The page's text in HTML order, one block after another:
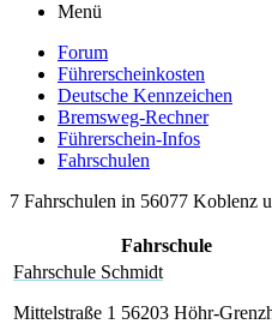
Menü
Forum
Führerscheinkosten
Deutsche Kennzeichen
Bremsweg-Rechner
Führerschein-Infos
Fahrschulen
7 Fahrschulen in 56077 Koblenz
Fahrschule
Fahrschule Schmidt
Mittelstraße 1 56203 Höhr-